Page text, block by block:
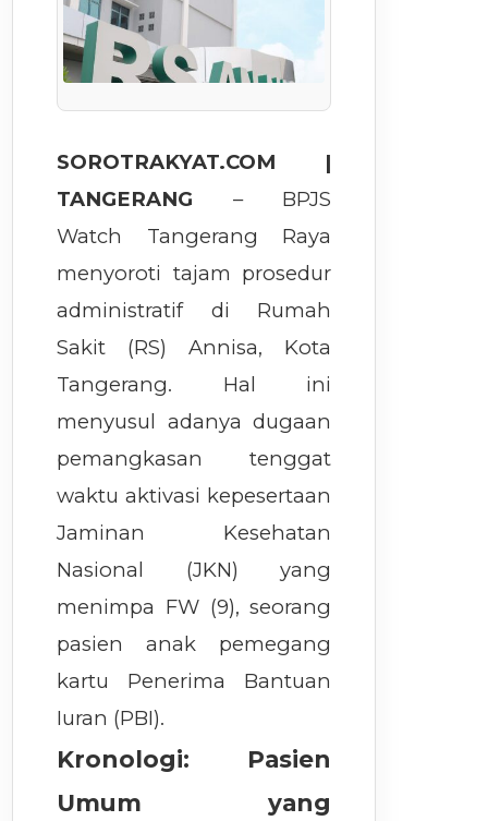
SOROTRAKYAT.COM |
TANGERANG – BPJS
Watch Tangerang Raya
menyoroti tajam prosedur
administratif di Rumah
Sakit (RS) Annisa, Kota
Tangerang. Hal ini
menyusul adanya dugaan
pemangkasan tenggat
waktu aktivasi kepesertaan
Jaminan Kesehatan
Nasional (JKN) yang
menimpa FW (9), seorang
pasien anak pemegang
kartu Penerima Bantuan
Iuran (PBI).
Kronologi: Pasien
Umum yang